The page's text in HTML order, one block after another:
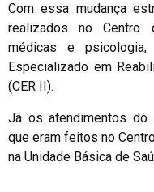
Com essa mudança
realizados no Centro
médicas e
Especializado em
(CER II).
Já os atendimentos do
que eram feitos no
na Unidade Básica de